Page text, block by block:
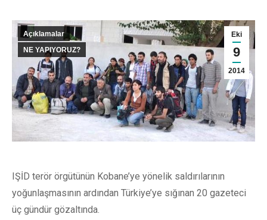
Eki
9
2014
Açıklamalar
NE YAPIYORUZ?
IŞİD terör örgütünün Kobane’ye yönelik saldırılarının
yoğunlaşmasının ardından Türkiye’ye sığınan 20 gazeteci
üç gündür gözaltında.